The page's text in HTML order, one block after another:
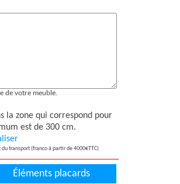
de votre meuble.
la zone qui correspond pour
est de 300 cm.
transport (franco à partir de 4000€TTC)
Éléments placards